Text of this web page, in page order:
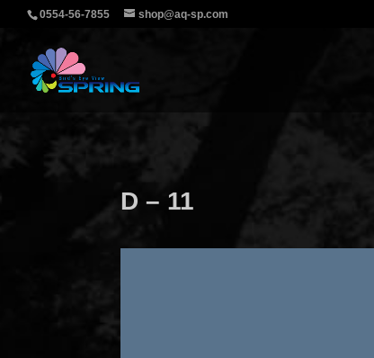
0554-56-7855 shop@aq-sp.com
D – 11